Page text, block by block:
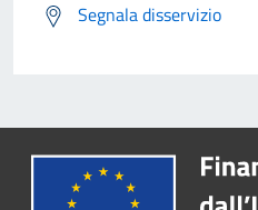
Segnala disservizio